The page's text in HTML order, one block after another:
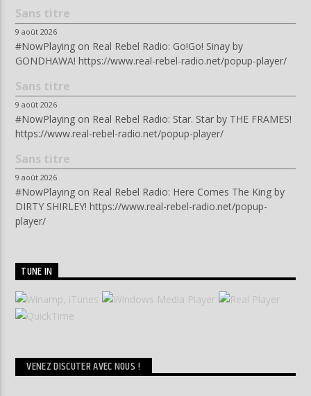
Sans titre
9 août 2026
#NowPlaying on Real Rebel Radio: Go!Go! Sinay by
GONDHAWA! https://www.real-rebel-radio.net/popup-player/
Sans titre
9 août 2026
#NowPlaying on Real Rebel Radio: Star. Star by THE FRAMES!
https://www.real-rebel-radio.net/popup-player/
Sans titre
9 août 2026
#NowPlaying on Real Rebel Radio: Here Comes The King by
DIRTY SHIRLEY! https://www.real-rebel-radio.net/popup-
player/
TUNE IN
VENEZ DISCUTER AVEC NOUS !